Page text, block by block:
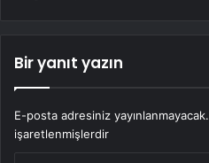
Bir yanıt yazın
E-posta adresiniz yayınlanmayacak.
işaretlenmişlerdir